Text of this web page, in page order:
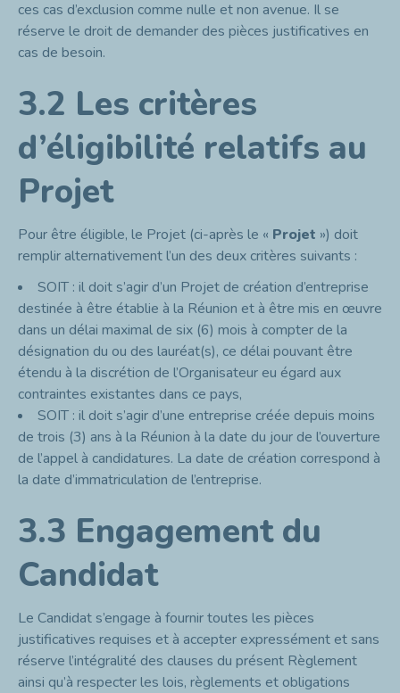
ces cas d’exclusion comme nulle et non avenue. Il se
réserve le droit de demander des pièces justificatives en
cas de besoin.
3.2 Les critères
d’éligibilité relatifs au
Projet
Pour être éligible, le Projet (ci-après le « Projet ») doit
remplir alternativement l’un des deux critères suivants :
SOIT : il doit s’agir d’un Projet de création d’entreprise
destinée à être établie à la Réunion et à être mis en œuvre
dans un délai maximal de six (6) mois à compter de la
désignation du ou des lauréat(s), ce délai pouvant être
étendu à la discrétion de l’Organisateur eu égard aux
contraintes existantes dans ce pays,
SOIT : il doit s’agir d’une entreprise créée depuis moins
de trois (3) ans à la Réunion à la date du jour de l’ouverture
de l’appel à candidatures. La date de création correspond à
la date d’immatriculation de l’entreprise.
3.3 Engagement du
Candidat
Le Candidat s’engage à fournir toutes les pièces
justificatives requises et à accepter expressément et sans
réserve l’intégralité des clauses du présent Règlement
ainsi qu’à respecter les lois, règlements et obligations